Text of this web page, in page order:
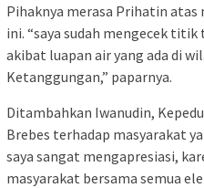
Pihaknya merasa Prihatin
ini. “saya sudah mengecek
akibat luapan air yang ada di
Ketanggungan,” paparnya.
Ditambahkan Iwanudin,
Brebes terhadap masyarakat
saya sangat mengapresiasi,
masyarakat bersama semua